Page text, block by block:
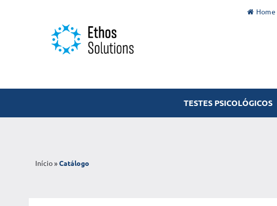
Home
TESTES PSICOLÓGICOS
Início»Catálogo